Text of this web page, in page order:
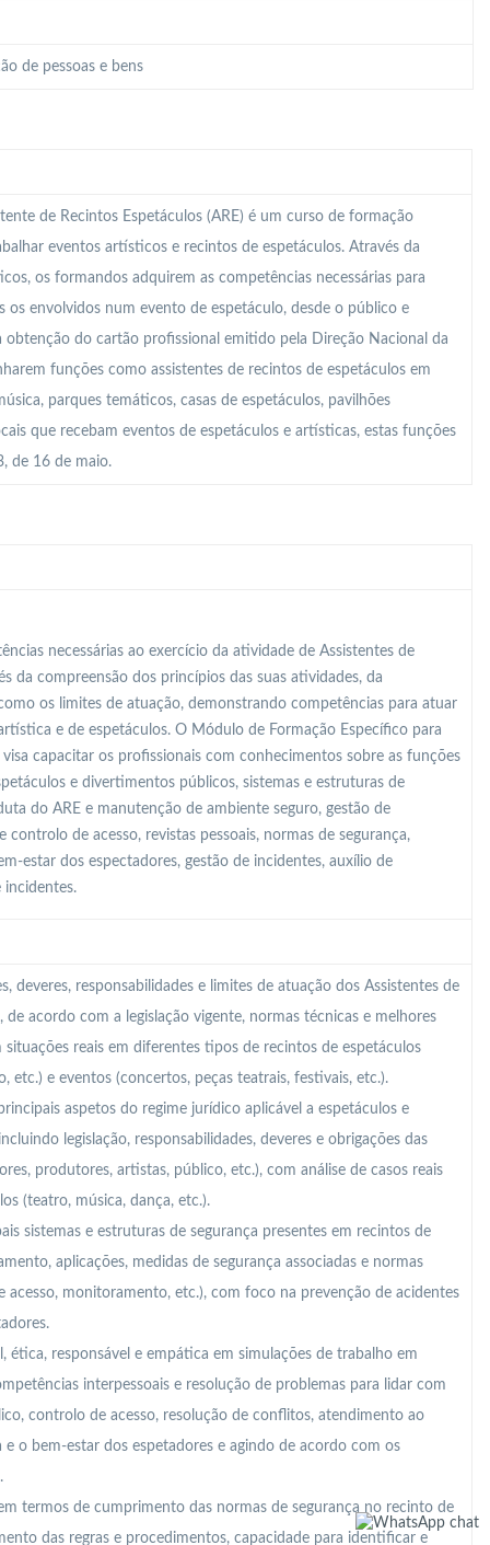
de pessoas e bens
de Recintos Espetáculos (ARE) é um curso de formação
eventos artísticos e recintos de espetáculos. Através da
os formandos adquirem as competências necessárias para
os envolvidos num evento de espetáculo, desde o público e
obtenção do cartão profissional emitido pela Direção Nacional da
funções como assistentes de recintos de espetáculos em
parques temáticos, casas de espetáculos, pavilhões
que recebam eventos de espetáculos e artísticas, estas funções
de 16 de maio.
necessárias ao exercício da atividade de Assistentes de
da compreensão dos princípios das suas atividades, da
os limites de atuação, demonstrando competências para atuar
e de espetáculos. O Módulo de Formação Específico para
capacitar os profissionais com conhecimentos sobre as funções
e divertimentos públicos, sistemas e estruturas de
do ARE e manutenção de ambiente seguro, gestão de
de acesso, revistas pessoais, normas de segurança,
estar dos espectadores, gestão de incidentes, auxílio de
incidentes.
deveres, responsabilidades e limites de atuação dos Assistentes de
acordo com a legislação vigente, normas técnicas e melhores
reais em diferentes tipos de recintos de espetáculos
etc.) e eventos (concertos, peças teatrais, festivais, etc.).
aspetos do regime jurídico aplicável a espetáculos e
legislação, responsabilidades, deveres e obrigações das
produtores, artistas, público, etc.), com análise de casos reais
(teatro, música, dança, etc.).
sistemas e estruturas de segurança presentes em recintos de
aplicações, medidas de segurança associadas e normas
monitoramento, etc.), com foco na prevenção de acidentes
responsável e empática em simulações de trabalho em
interpessoais e resolução de problemas para lidar com
controlo de acesso, resolução de conflitos, atendimento ao
o bem-estar dos espetadores e agindo de acordo com os
termos de cumprimento das normas de segurança no recinto de
das regras e procedimentos, capacidade para identificar e